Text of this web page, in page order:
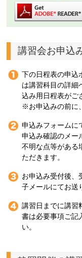
講習会お申込
下の日程表の申込
は講習科目の詳細
込み用日程表がご
※お申込みの前に
申込みフォームに
申込み確認のメー
不明な点等がある
ただきます。
お申込み受付後、
子メールにてお送
講習日までに講習
書は必要事項ご記
い。